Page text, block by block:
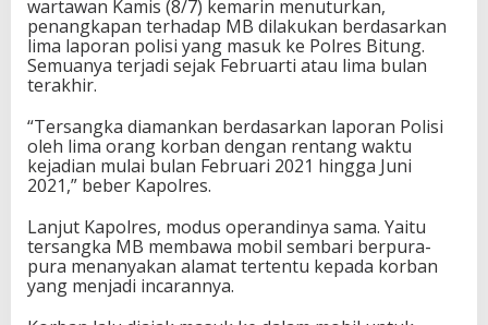
wartawan Kamis (8/7) kemarin menuturkan,
penangkapan terhadap MB dilakukan berdasarkan
lima laporan polisi yang masuk ke Polres Bitung.
Semuanya terjadi sejak Februarti atau lima bulan
terakhir.
“Tersangka diamankan berdasarkan laporan Polisi
oleh lima orang korban dengan rentang waktu
kejadian mulai bulan Februari 2021 hingga Juni
2021,” beber Kapolres.
Lanjut Kapolres, modus operandinya sama. Yaitu
tersangka MB membawa mobil sembari berpura-
pura menanyakan alamat tertentu kepada korban
yang menjadi incarannya.